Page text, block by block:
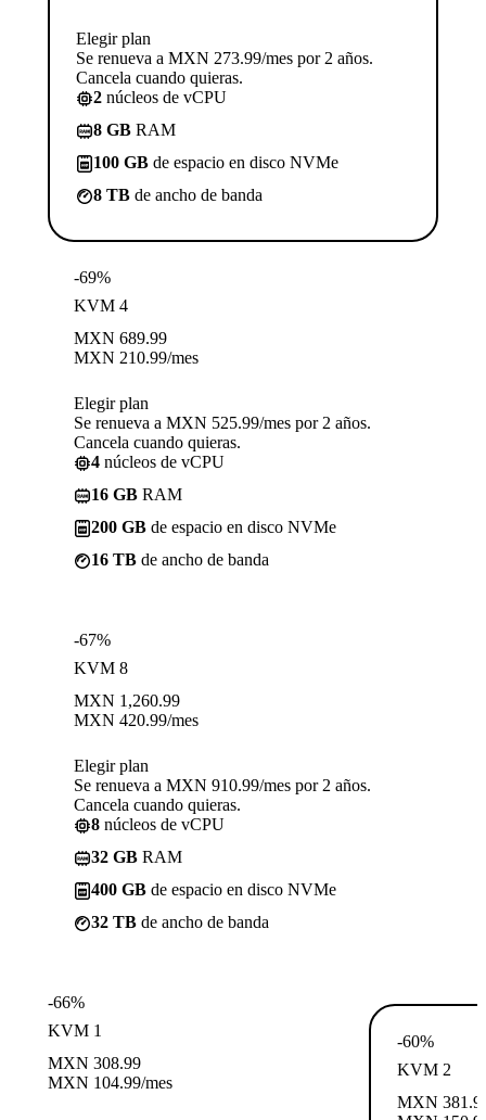
Elegir plan
Se renueva a MXN 273.99/mes por 2 años.
Cancela cuando quieras.
2 núcleos de vCPU
8 GB RAM
100 GB de espacio en disco NVMe
8 TB de ancho de banda
-69%
KVM 4
MXN 689.99
MXN 210.99/mes
Elegir plan
Se renueva a MXN 525.99/mes por 2 años.
Cancela cuando quieras.
4 núcleos de vCPU
16 GB RAM
200 GB de espacio en disco NVMe
16 TB de ancho de banda
-67%
KVM 8
MXN 1,260.99
MXN 420.99/mes
Elegir plan
Se renueva a MXN 910.99/mes por 2 años.
Cancela cuando quieras.
8 núcleos de vCPU
32 GB RAM
400 GB de espacio en disco NVMe
32 TB de ancho de banda
-66%
KVM 1
MXN 308.99
MXN 104.99/mes
-60%
KVM 2
MXN